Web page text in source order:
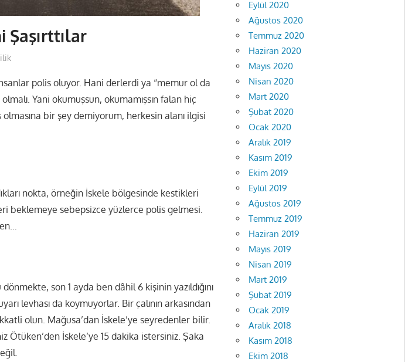
Şaşırttılar
polis oluyor. Hani derlerdi ya “memur ol da
Yani okumuşsun, okumamışsın falan hiç
bir şey demiyorum, herkesin alanı ilgisi
nokta, örneğin İskele bölgesinde kestikleri
beklemeye sebepsizce yüzlerce polis gelmesi.
son 1 ayda ben dâhil 6 kişinin yazıldığını
levhası da koymuyorlar. Bir çalının arkasından
olun. Mağusa’dan İskele’ye seyredenler bilir.
Ötüken’den İskele’ye 15 dakika istersiniz. Şaka
Eylül 2020
Ağustos 2020
Temmuz 2020
Haziran 2020
Mayıs 2020
Nisan 2020
Mart 2020
Şubat 2020
Ocak 2020
Aralık 2019
Kasım 2019
Ekim 2019
Eylül 2019
Ağustos 2019
Temmuz 2019
Haziran 2019
Mayıs 2019
Nisan 2019
Mart 2019
Şubat 2019
Ocak 2019
Aralık 2018
Kasım 2018
Ekim 2018